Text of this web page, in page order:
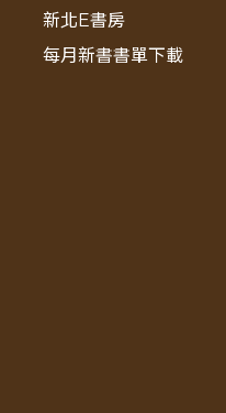
新北E書房
每月新書書單下載